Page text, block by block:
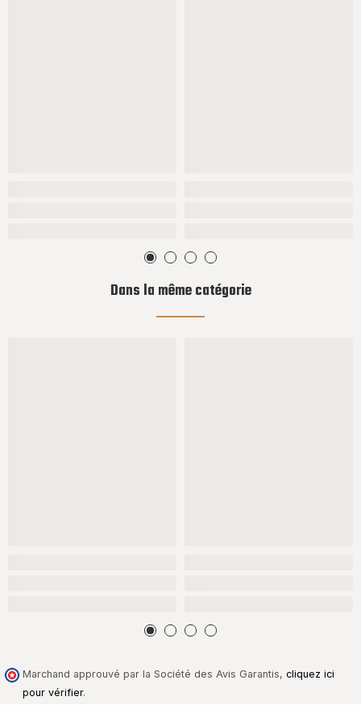
Dans la même catégorie
Marchand approuvé par la Société des Avis Garantis, cliquez ici
pour vérifier.